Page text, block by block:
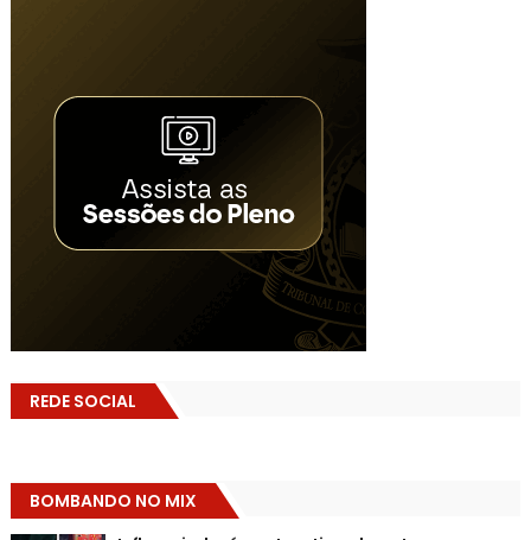
REDE SOCIAL
BOMBANDO NO MIX